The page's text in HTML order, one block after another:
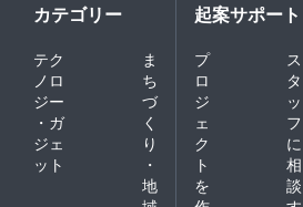
カテゴリー
テク
ノロ
ジー
・ガ
ジェ
ット
ま
ち
づ
く
り
・
地
起案サポート
プ
ロ
ジ
ェ
ク
ト
を
ス
タ
ッ
フ
に
相
談